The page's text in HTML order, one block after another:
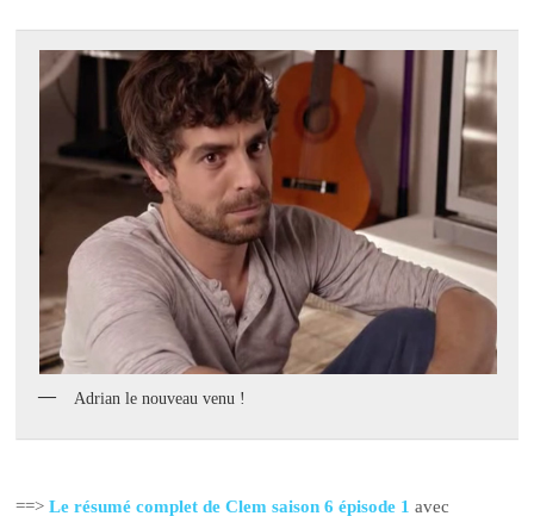
Adrian le nouveau venu !
==>Le résumé complet de Clem saison 6 épisode 1 avec